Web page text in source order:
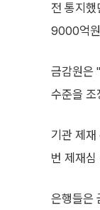
전 통지
9000억원
금감원은
수준을 조
기관 제재
번 제재
은행들은